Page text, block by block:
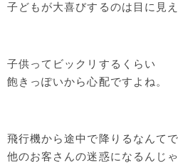
子どもが大喜びするのは目に見
子供ってビックリするくらい
飽きっぽいから心配ですよね。
飛行機から途中で降りるなんて
他のお客さんの迷惑になるんじ